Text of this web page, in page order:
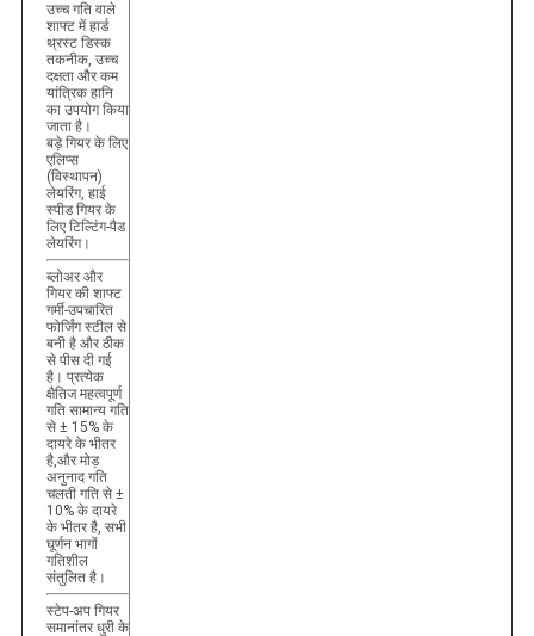
उच्च गति वाले
शाफ्ट में हार्ड
थ्रस्ट डिस्क
तकनीक, उच्च
दक्षता और कम
यांत्रिक हानि
का उपयोग किया
जाता है।
बड़े गियर के लिए
एलिप्स
(विस्थापन)
लेयरिंग, हाई
स्पीड गियर के
लिए टिल्टिंग-पैड
लेयरिंग।
ब्लोअर और
गियर की शाफ्ट
गर्मी-उपचारित
फोर्जिंग स्टील से
बनी है और ठीक
से पीस दी गई
है। प्रत्येक
क्षैतिज महत्वपूर्ण
गति सामान्य गति
से ± 15% के
दायरे के भीतर
है,और मोड़
अनुनाद गति
चलती गति से ±
10% के दायरे
के भीतर है, सभी
घूर्णन भागों
गतिशील
संतुलित है।
स्टेप-अप गियर
समानांतर धुरी के